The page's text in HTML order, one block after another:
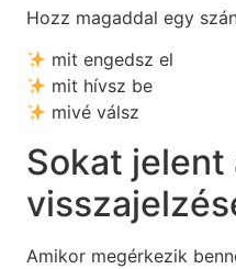
Hozz magaddal egy
mit engedsz el
mit hívsz be
mivé válsz
Sokat jelent
Amikor megérkezik